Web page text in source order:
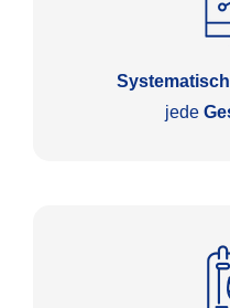
jede